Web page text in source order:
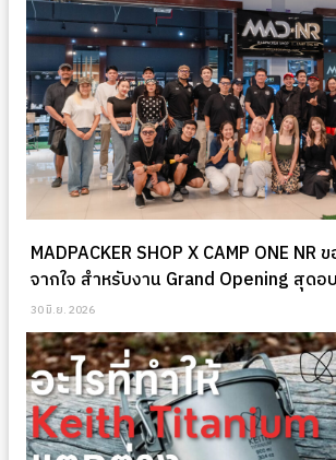
MADPACKER SHOP X CAMP ONE
จากใจ สำหรับงาน Grand Opening สุดอ
30 มิ.ย. 2026